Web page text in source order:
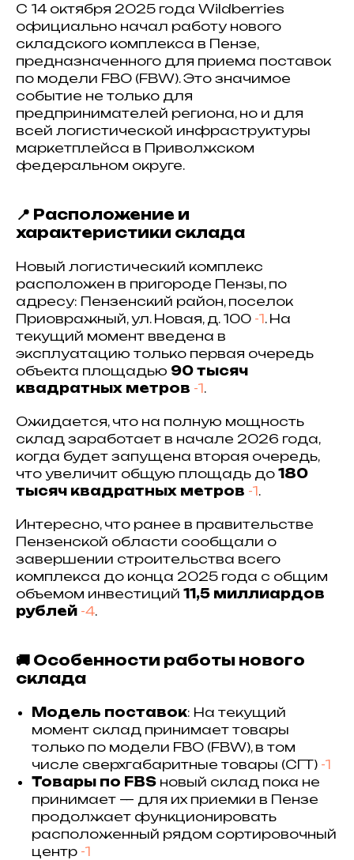
С 14 октября 2025 года Wildberries
официально начал работу нового
складского комплекса в Пензе,
предназначенного для приема поставок
по модели FBO (FBW). Это значимое
событие не только для
предпринимателей региона, но и для
всей логистической инфраструктуры
маркетплейса в Приволжском
федеральном округе.
📍 Расположение и
характеристики склада
Новый логистический комплекс
расположен в пригороде Пензы, по
адресу: Пензенский район, поселок
Приовражный, ул. Новая, д. 100 -1. На
текущий момент введена в
эксплуатацию только первая очередь
объекта площадью 90 тысяч
квадратных метров -1.
Ожидается, что на полную мощность
склад заработает в начале 2026 года,
когда будет запущена вторая очередь,
что увеличит общую площадь до 180
тысяч квадратных метров -1.
Интересно, что ранее в правительстве
Пензенской области сообщали о
завершении строительства всего
комплекса до конца 2025 года с общим
объемом инвестиций 11,5 миллиардов
рублей -4.
🚚 Особенности работы нового
склада
Модель поставок: На текущий
момент склад принимает товары
только по модели FBO (FBW), в том
числе сверхгабаритные товары (СГТ) -1
Товары по FBS новый склад пока не
принимает — для их приемки в Пензе
продолжает функционировать
расположенный рядом сортировочный
центр -1